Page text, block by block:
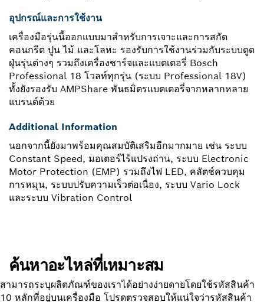
อุปกรณ์และการใช้งาน
เครื่องมือรุ่นนี้ออกแบบมาสำหรับการเจาะและการสกัด
คอนกรีต ปูน ไม้ และโลหะ รองรับการใช้งานร่วมกับระบบดูด
ฝุ่นรุ่นต่างๆ รวมถึงเครื่องชาร์จและแบตเตอรี่ Bosch
Professional 18 โวลท์ทุกรุ่น (ระบบ Professional 18V)
ทั้งยังรองรับ AMPShare พันธมิตรแบตเตอรี่จากหลากหลาย
แบรนด์ด้วย
Additional Information
นอกจากนี้ยังมาพร้อมคุณสมบัติเสริมอีกมากมาย เช่น ระบบ
Constant Speed, มอเตอร์ไร้แปรงถ่าน, ระบบ Electronic
Motor Protection (EMP) รวมถึงไฟ LED, คลัตช์ควบคุม
การหมุน, ระบบปรับความเร็วต่อเนื่อง, ระบบ Vario Lock
และระบบ Vibration Control
ค้นหาอะไหล่ที่เหมาะสม
สามารถระบุผลิตภัณฑ์ของเราได้อย่างง่ายดายโดยใช้รหัสสินค้า
10 หลักที่อยู่บนเครื่องมือ โปรดตรวจสอบให้แน่ใจว่ารหัสสินค้า